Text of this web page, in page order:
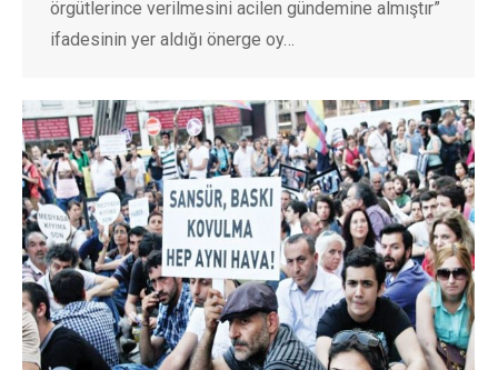
örgütlerince verilmesini acilen gündemine almıştır”
ifadesinin yer aldığı önerge oy…